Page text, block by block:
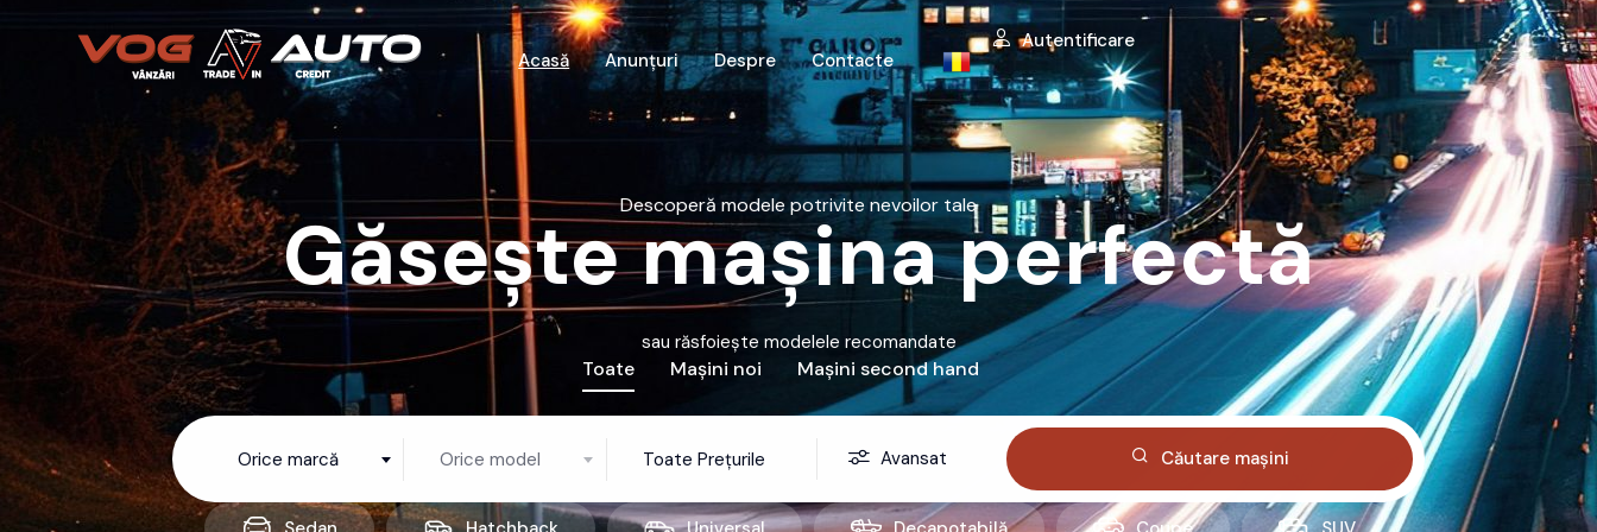
Acasă Anunțuri Despre Contacte
Autentificare
Descoperă modele potrivite nevoilor tale
Găsește mașina perfectă
sau răsfoiește modelele recomandate
Toate Mașini noi Mașini second hand
Orice marcă Orice model Toate Prețurile Avansat Căutare mașini